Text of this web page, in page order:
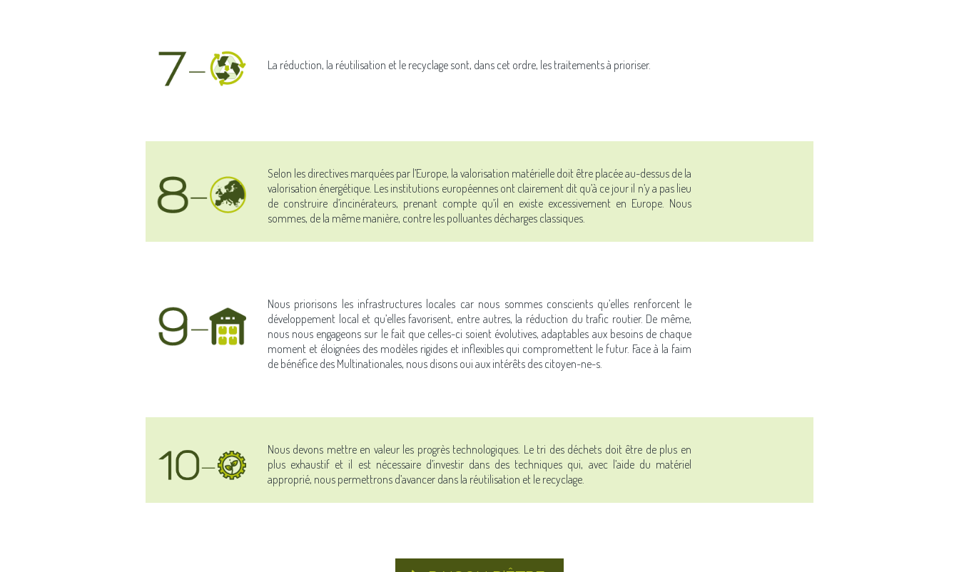
La réduction, la réutilisation et le recyclage sont, dans cet ordre, les traitements à prioriser.
Selon les directives marquées par l’Europe, la valorisation matérielle doit être placée au-dessus de la
valorisation énergétique. Les institutions européennes ont clairement dit qu’à ce jour il n’y a pas lieu
de construire d’incinérateurs, prenant compte qu’il en existe excessivement en Europe. Nous
sommes, de la même manière, contre les polluantes décharges classiques.
Nous priorisons les infrastructures locales car nous sommes conscients qu’elles renforcent le
développement local et qu’elles favorisent, entre autres, la réduction du trafic routier. De même,
nous nous engageons sur le fait que celles-ci soient évolutives, adaptables aux besoins de chaque
moment et éloignées des modèles rigides et inflexibles qui compromettent le futur. Face à la faim
de bénéfice des Multinationales, nous disons oui aux intérêts des citoyen-ne-s.
Nous devons mettre en valeur les progrès technologiques. Le tri des déchets doit être de plus en
plus exhaustif et il est nécessaire d’investir dans des techniques qui, avec l’aide du matériel
approprié, nous permettrons d’avancer dans la réutilisation et le recyclage.